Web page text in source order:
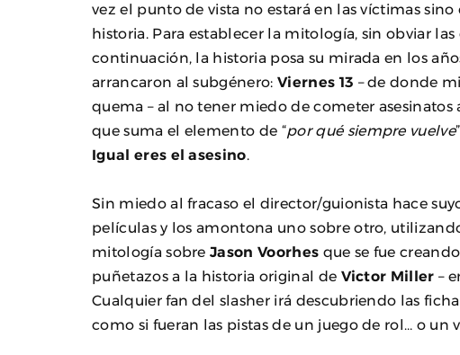
vez el punto de vista no estará en las víctimas
historia. Para establecer la mitología, sin obviar
continuación, la historia posa su mirada en los
arrancaron al subgénero: Viernes 13 – de donde
quema – al no tener miedo de cometer
que suma el elemento de “por qué siempre vuelve
Igual eres el asesino
Sin miedo al fracaso el director/guionista hace
películas y los amontona uno sobre otro,
mitología sobreJason Voorhes que se fue
puñetazos a la historia original de Victor Miller –
Cualquier fan del slasher irá descubriendo las
como si fueran las pistas de un juego de rol… o un